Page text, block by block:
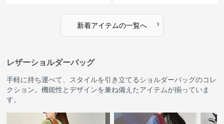
新着アイテムの一覧へ ›
レザーショルダーバッグ
手軽に持ち運べて、スタイルを引き立てるショルダーバッグのコレ
クション。機能性とデザインを兼ね備えたアイテムが揃っていま
す。